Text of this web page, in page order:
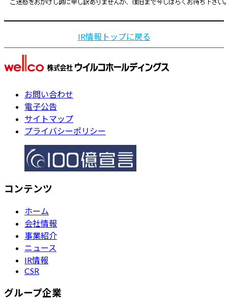
IR情報トップに戻る
お問い合わせ
電子公告
サイトマップ
プライバシーポリシー
コンテンツ
ホーム
会社情報
事業紹介
ニュース
IR情報
CSR
グループ企業